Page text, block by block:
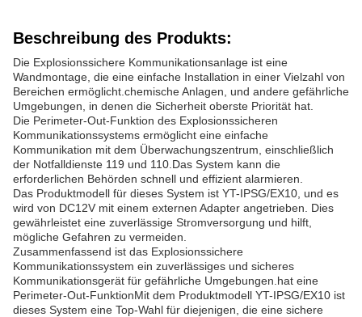
Beschreibung des Produkts:
Die Explosionssichere Kommunikationsanlage ist eine
Wandmontage, die eine einfache Installation in einer Vielzahl von
Bereichen ermöglicht.chemische Anlagen, und andere gefährliche
Umgebungen, in denen die Sicherheit oberste Priorität hat.
Die Perimeter-Out-Funktion des Explosionssicheren
Kommunikationssystems ermöglicht eine einfache
Kommunikation mit dem Überwachungszentrum, einschließlich
der Notfalldienste 119 und 110.Das System kann die
erforderlichen Behörden schnell und effizient alarmieren.
Das Produktmodell für dieses System ist YT-IPSG/EX10, und es
wird von DC12V mit einem externen Adapter angetrieben. Dies
gewährleistet eine zuverlässige Stromversorgung und hilft,
mögliche Gefahren zu vermeiden.
Zusammenfassend ist das Explosionssichere
Kommunikationssystem ein zuverlässiges und sicheres
Kommunikationsgerät für gefährliche Umgebungen.hat eine
Perimeter-Out-FunktionMit dem Produktmodell YT-IPSG/EX10 ist
dieses System eine Top-Wahl für diejenigen, die eine sichere